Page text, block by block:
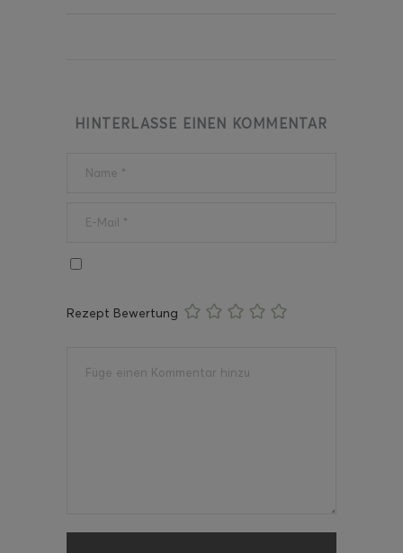
HINTERLASSE EINEN KOMMENTAR
Rezept Bewertung